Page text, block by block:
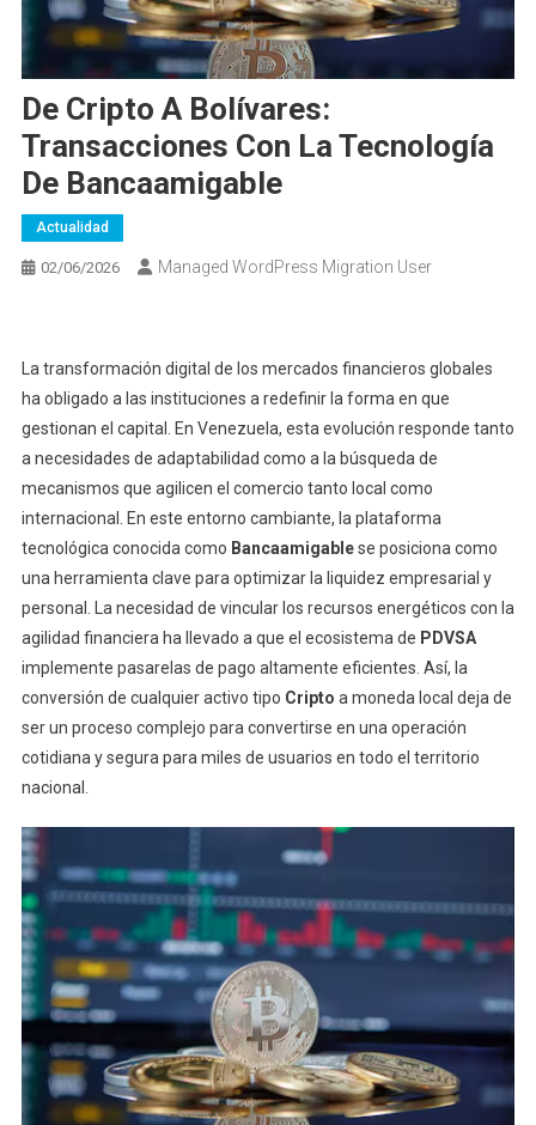
De Cripto A Bolívares:
Transacciones Con La Tecnología
De Bancaamigable
Actualidad
02/06/2026 Managed WordPress Migration User
La transformación digital de los mercados financieros globales
ha obligado a las instituciones a redefinir la forma en que
gestionan el capital. En Venezuela, esta evolución responde tanto
a necesidades de adaptabilidad como a la búsqueda de
mecanismos que agilicen el comercio tanto local como
internacional. En este entorno cambiante, la plataforma
tecnológica conocida como Bancaamigablese posiciona como
una herramienta clave para optimizar la liquidez empresarial y
personal. La necesidad de vincular los recursos energéticos con la
agilidad financiera ha llevado a que el ecosistema de PDVSA
implemente pasarelas de pago altamente eficientes. Así, la
conversión de cualquier activo tipo Cripto a moneda local deja de
ser un proceso complejo para convertirse en una operación
cotidiana y segura para miles de usuarios en todo el territorio
nacional.